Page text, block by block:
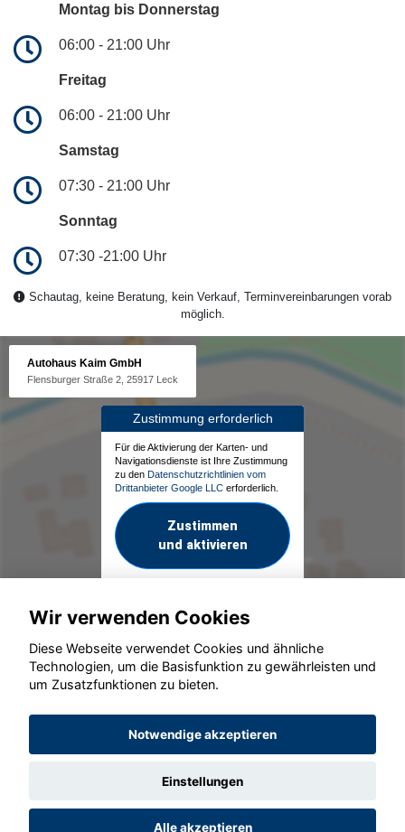
Montag bis Donnerstag
06:00 - 21:00 Uhr
Freitag
06:00 - 21:00 Uhr
Samstag
07:30 - 21:00 Uhr
Sonntag
07:30 -21:00 Uhr
Schautag, keine Beratung, kein Verkauf, Terminvereinbarungen vorab
möglich.
Autohaus Kaim GmbH
Flensburger Straße 2, 25917 Leck
Zustimmung erforderlich
Für die Aktivierung der Karten- und
Navigationsdienste ist Ihre Zustimmung
zu den Datenschutzrichtlinien vom
Drittanbieter Google LLC erforderlich.
Zustimmen
und aktivieren
© konjunkturmotor.de GmbH 2020 - 2026
Wir verwenden Cookies
Diese Webseite verwendet Cookies und ähnliche
Technologien, um die Basisfunktion zu gewährleisten und
um Zusatzfunktionen zu bieten.
Notwendige akzeptieren
Einstellungen
Alle akzeptieren